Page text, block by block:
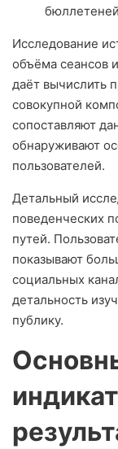
бюллетеней
Исследование
объёма сеансов
даёт вычислить
совокупной
сопоставляют
обнаруживают
пользователей.
Детальный
поведенческих
путей.
показывают
социальных
детальность
публику.